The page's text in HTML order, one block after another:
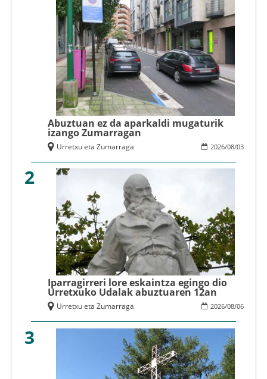
Abuztuan ez da aparkaldi mugaturik
izango Zumarragan
2026/08/03
Urretxu eta Zumarraga
2
Iparragirreri lore eskaintza egingo dio
Urretxuko Udalak abuztuaren 12an
2026/08/06
Urretxu eta Zumarraga
3